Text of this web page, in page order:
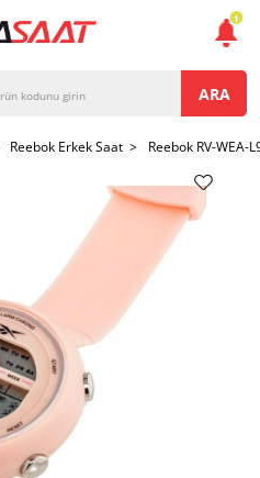
ARA
Reebok Erkek Saat > Reebok RV-WEA-
1